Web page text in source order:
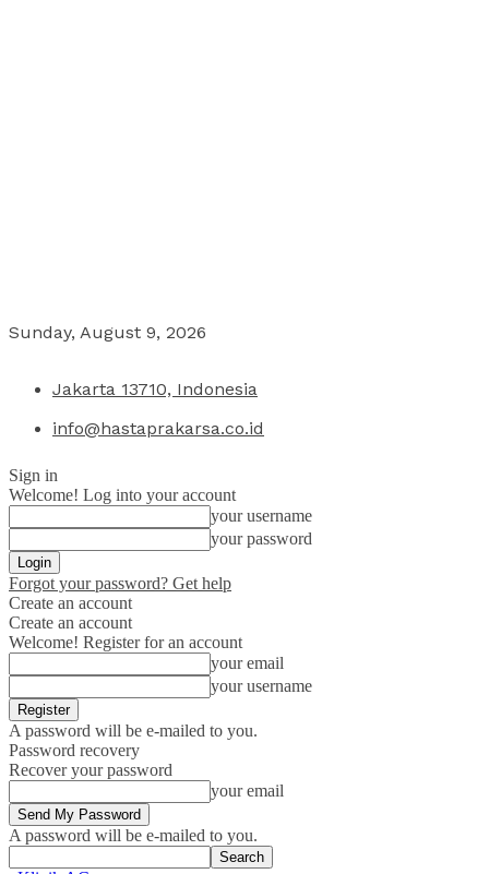
Sunday, August 9, 2026
Jakarta 13710, Indonesia
info@hastaprakarsa.co.id
Sign in
Welcome! Log into your account
your username
your password
Forgot your password? Get help
Create an account
Create an account
Welcome! Register for an account
your email
your username
A password will be e-mailed to you.
Password recovery
Recover your password
your email
A password will be e-mailed to you.